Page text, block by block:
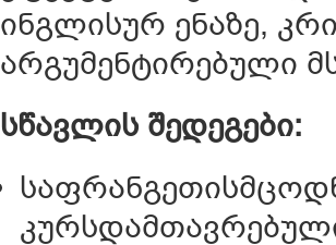
ინგლისურ ენაზე,
არგუმენტირებული
სწავლის შედეგები: